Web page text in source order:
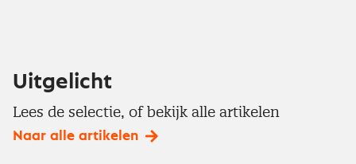
Uitgelicht
Lees de selectie, of bekijk alle artikelen
Naar alle artikelen